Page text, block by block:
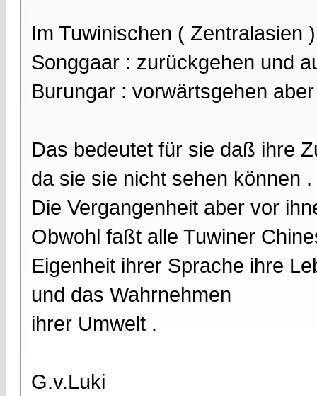
Im Tuwinischen ( Zentralasien
Songgaar : zurückgehen und
Burungar : vorwärtsgehen
Das bedeutet für sie daß ihre
da sie sie nicht sehen können .
Die Vergangenheit aber vor
Obwohl faßt alle Tuwiner
Eigenheit ihrer Sprache ihre
und das Wahrnehmen
ihrer Umwelt .
G.v.Luki